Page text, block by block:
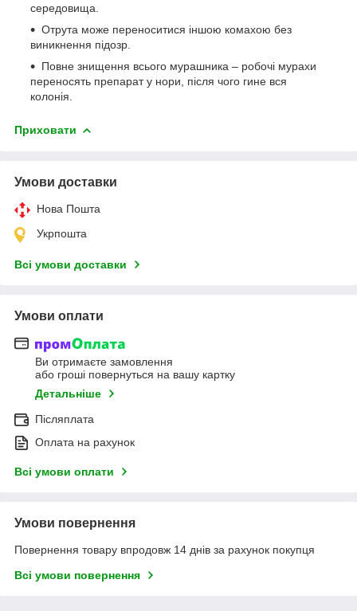
середовища.
Отрута може переноситися іншою комахою без
виникнення підозр.
Повне знищення всього мурашника – робочі мурахи
переносять препарат у нори, після чого гине вся
колонія.
Приховати
Умови доставки
Нова Пошта
Укрпошта
Всі умови доставки
Умови оплати
Ви отримаєте замовлення
або гроші повернуться на вашу картку
Детальніше
Післяплата
Оплата на рахунок
Всі умови оплати
Умови повернення
Повернення товару впродовж 14 днів за рахунок покупця
Всі умови повернення